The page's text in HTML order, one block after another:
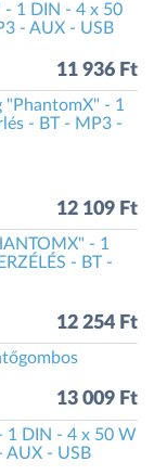
- 1 DIN - 4 x 50
- AUX - USB
11 936 Ft
"PhantomX" - 1
- BT - MP3 -
12 109 Ft
- 1
- BT -
12 254 Ft
13 009 Ft
1 DIN - 4 x 50 W
AUX - USB